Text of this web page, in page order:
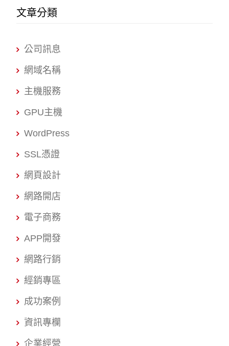
文章分類
公司訊息
網域名稱
主機服務
GPU主機
WordPress
SSL憑證
網頁設計
網路開店
電子商務
APP開發
網路行銷
經銷專區
成功案例
資訊專欄
企業經營